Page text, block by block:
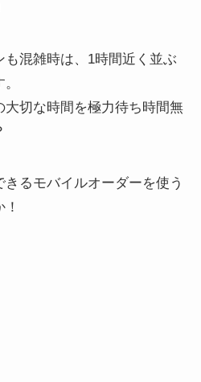
混雑時は、1時間近く並ぶ
切な時間を極力待ち時間無
るモバイルオーダーを使う